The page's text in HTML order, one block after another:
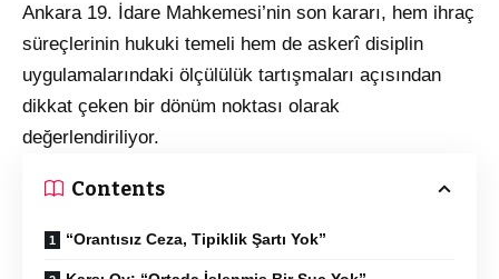
Ankara 19. İdare Mahkemesi’nin son kararı, hem ihraç
süreçlerinin hukuki temeli hem de askerî disiplin
uygulamalarındaki ölçülülük tartışmaları açısından
dikkat çeken bir dönüm noktası olarak
değerlendiriliyor.
Contents
“Orantısız Ceza, Tipiklik Şartı Yok”